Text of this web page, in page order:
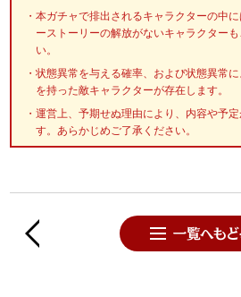
本ガチャで排出されるキャラクターの中
ーストーリーの解放がないキャラクター
い。
状態異常を与える確率、および状態異常
を持った敵キャラクターが存在します。
運営上、予期せぬ理由により、内容や予
す。あらかじめご了承ください。